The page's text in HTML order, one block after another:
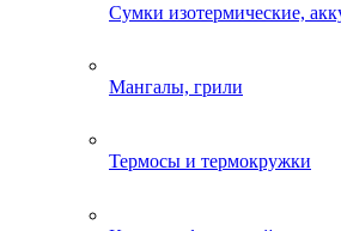
Сумки изотермические,
Мангалы, грили
Термосы и термокружки